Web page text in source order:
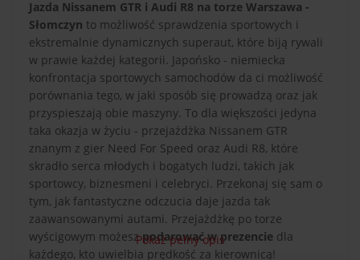
Jazda Nissanem GTR i Audi R8 na torze Warszawa -
Słomczyn to możliwość sprawdzenia sportowych i
ekstremalnie dynamicznych superaut, które biją rywali
w prawie każdej kategorii. Japońsko - niemiecka
konfrontacja sportowych samochodów da ci możliwość
porównania tego, w jaki sposób się prowadzą oraz jak
przyspieszają obie maszyny. To dla większości jedyna
taka okazja w życiu - przejażdżka Nissanem GTR
znanym z gier Need For Speed oraz Audi R8, które
skradło serca młodych i bogatych ludzi, takich jak
sportowcy, biznesmeni i celebryci. Przekonaj się sam o
tym, jak fantastyczne odczucia daje jazda tak
zaawansowanymi autami. Przejażdżkę po torze
wyścigowym możeszpodarować w prezencie dla
każdego, kto uwielbia prędkość za kierownicą!
Pokaż pełny opis